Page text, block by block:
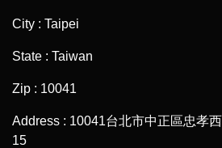
City : Taipei
State : Taiwan
Zip : 10041
Address : 10041台北市中正區忠孝
15